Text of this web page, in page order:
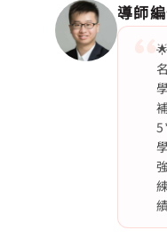
導師